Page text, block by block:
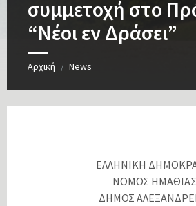
συμμετοχή στο
“Νέοι εν Δράσει”
Αρχική / News
ΕΛΛΗΝΙΚΗ
ΝΟΜΟΣ ΗΜΑΘΙΑΣ
ΔΗΜΟΣ